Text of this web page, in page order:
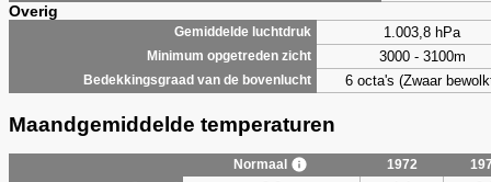
Overig
Gemiddelde luchtdruk 1.003,8 hPa
Minimum opgetreden zicht 3000 - 3100m
Bedekkingsgraad van de bovenlucht 6 octa's (Zwaar
Maandgemiddelde temperaturen
Normaal 1972